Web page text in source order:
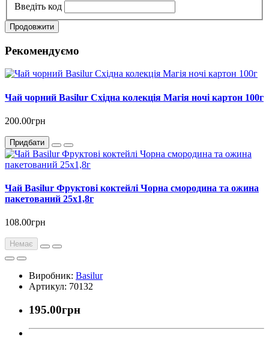
Введіть код
Продовжити
Рекомендуємо
Чай чорний Basilur Східна колекція Магія ночі картон 100г
200.00грн
Придбати
Чай Basilur Фруктові коктейлі Чорна смородина та ожина
пакетований 25х1,8г
108.00грн
Немає
Виробник: Basilur
Артикул: 70132
195.00грн